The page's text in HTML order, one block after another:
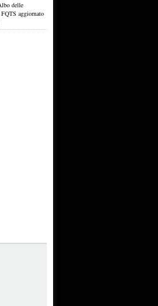
delle
aggiornato